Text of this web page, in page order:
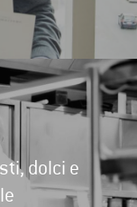
dolci e